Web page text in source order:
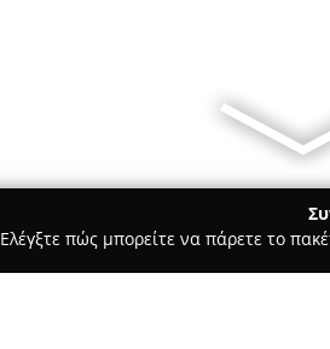
Ελέγξτε πώς μπορείτε να πάρετε το